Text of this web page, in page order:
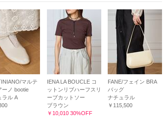
マルテ
ーノ bootie
ラル A
IENA LA BOUCLE コ
ットンリブハーフスリ
ーブカットソー
ブラウン
￥10,010 30%OFF
FANE/フェイン BRA
バッグ
ナチュラル
￥115,500